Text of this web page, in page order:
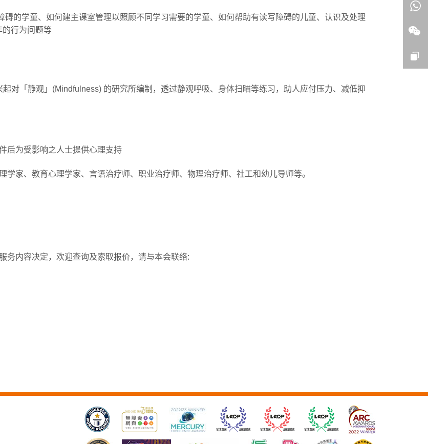
的学童、如何建主课室管理以照顾不同学习需要的学童、如何帮助有读写障碍的儿童、认识及处理
的行为问题等
对「静观」(Mindfulness) 的研究所编制，透过静观呼吸、身体扫瞄等练习，助人应付压力、减低抑
后为受影响之人士提供心理支持
家、教育心理学家、言语治疗师、职业治疗师、物理治疗师、社工和幼儿导师等。
务内容决定，欢迎查询及索取报价，请与本会联络: